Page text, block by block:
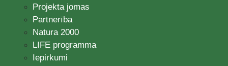
Projekta jomas
Partnerība
Natura 2000
LIFE programma
Iepirkumi